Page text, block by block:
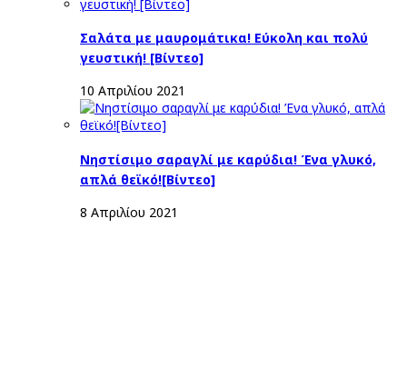
Σαλάτα με μαυρομάτικα! Εύκολη και πολύ
γευστική! [Βίντεο]
10 Απριλίου 2021
Νηστίσιμο σαραγλί με καρύδια! Ένα γλυκό,
απλά θεϊκό![Βίντεο]
8 Απριλίου 2021